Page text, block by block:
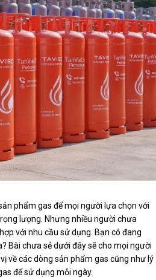
phẩm gas để mọi người lựa chọn với
lượng. Nhưng nhiều người chưa
với nhu cầu sử dụng. Bạn có đang
Bài chưa sẻ dưới đây sẽ cho mọi người
về các dòng sản phẩm gas cũng như lý
để sử dụng mỗi ngày.